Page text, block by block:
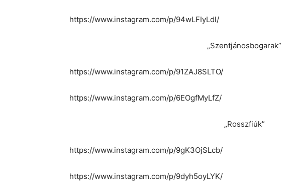
https://www.instagram.com/p/94wLFIyLdl/
„Szentjánosbogarak”
https://www.instagram.com/p/91ZAJ8SLTO/
https://www.instagram.com/p/6EOgfMyLfZ/
„Rosszfiúk”
https://www.instagram.com/p/9gK3OjSLcb/
https://www.instagram.com/p/9dyh5oyLYK/